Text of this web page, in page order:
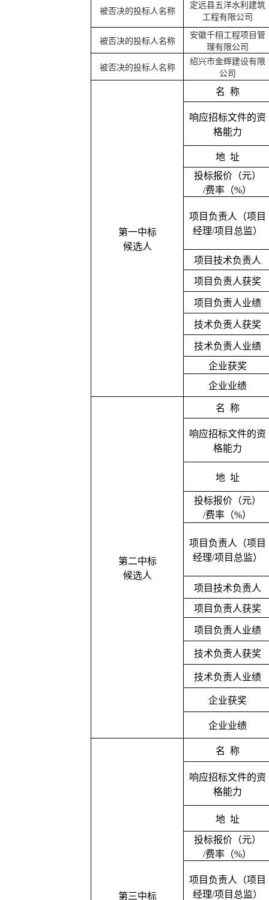
被否决的投标人名称
定远县五洋水利建筑
工程有限公司
被否决的投标人名称
安徽千栩工程项目管
理有限公司
被否决的投标人名称
绍兴市金辉建设有限
公司
第一中标
候选人
名 称
响应招标文件的资
格能力
地 址
投标报价（元）
/费率（%）
项目负责人（项目
经理/项目总监）
项目技术负责人
项目负责人获奖
项目负责人业绩
技术负责人获奖
技术负责人业绩
企业获奖
企业业绩
第二中标
候选人
名 称
响应招标文件的资
格能力
地 址
投标报价（元）
/费率（%）
项目负责人（项目
经理/项目总监）
项目技术负责人
项目负责人获奖
项目负责人业绩
技术负责人获奖
技术负责人业绩
企业获奖
企业业绩
第三中标
名 称
响应招标文件的资
格能力
地 址
投标报价（元）
/费率（%）
项目负责人（项目
经理/项目总监）